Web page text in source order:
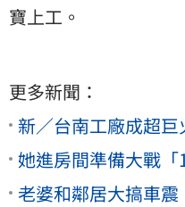
寶上工。
更多新聞：
新／台南工廠成超
她進房間準備大戰
老婆和鄰居大搞車